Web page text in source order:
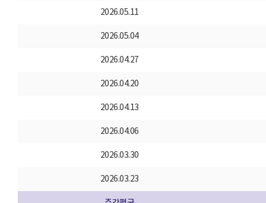
2026.05.11
2026.05.04
2026.04.27
2026.04.20
2026.04.13
2026.04.06
2026.03.30
2026.03.23